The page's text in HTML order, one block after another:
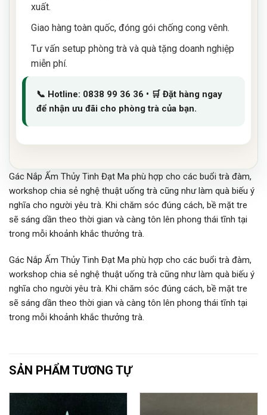
xuất.
Giao hàng toàn quốc, đóng gói chống cong vênh.
Tư vấn setup phòng trà và quà tặng doanh nghiệp
miễn phí.
📞 Hotline: 0838 99 36 36 • 🛒 Đặt hàng ngay
để nhận ưu đãi cho phòng trà của bạn.
Gác Nắp Ấm Thủy Tinh Đạt Ma phù hợp cho các buổi trà đàm,
workshop chia sẻ nghệ thuật uống trà cũng như làm quà biếu ý
nghĩa cho người yêu trà. Khi chăm sóc đúng cách, bề mặt tre
sẽ sáng dần theo thời gian và càng tôn lên phong thái tĩnh tại
trong mỗi khoảnh khắc thưởng trà.
Gác Nắp Ấm Thủy Tinh Đạt Ma phù hợp cho các buổi trà đàm,
workshop chia sẻ nghệ thuật uống trà cũng như làm quà biếu ý
nghĩa cho người yêu trà. Khi chăm sóc đúng cách, bề mặt tre
sẽ sáng dần theo thời gian và càng tôn lên phong thái tĩnh tại
trong mỗi khoảnh khắc thưởng trà.
SẢN PHẨM TƯƠNG TỰ